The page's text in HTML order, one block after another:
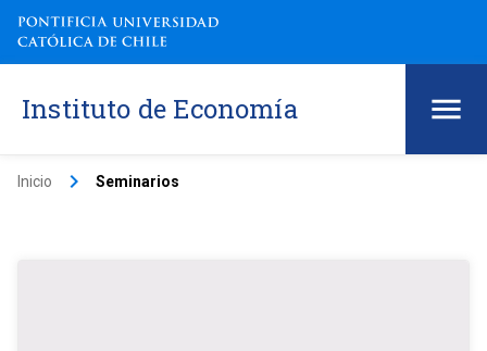
Instituto de Economía
Inicio keyboard_arrow_right Seminarios